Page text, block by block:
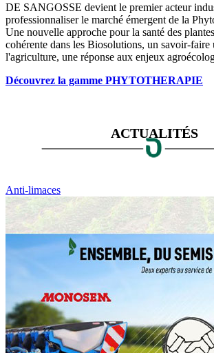
DE SANGOSSE devient le premier acteur
professionnaliser le marché émergent de la
Une nouvelle approche pour la santé des
cohérente dans les Biosolutions, un savoir-faire
l'agriculture, une réponse aux enjeux
Découvrez la gamme PHYTOTHERAPIE
ACTUALITÉS
Anti-limaces